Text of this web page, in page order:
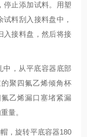
停止添加试料。用塑
料刮入接料盘中，
入接料盘，然后将接
中，从平底容器底部
聚四氟乙烯倾角杯
乙烯漏口塞堵紧漏
量。
，旋转平底容器180